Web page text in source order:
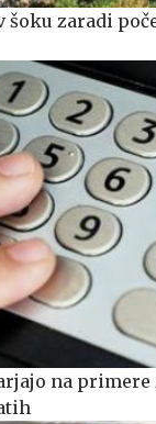
šoku zaradi
na